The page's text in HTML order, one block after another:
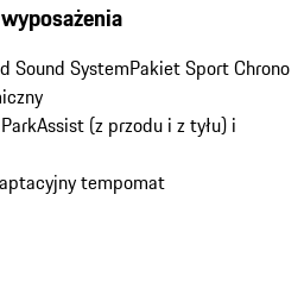
Sound SystemPakiet Sport Chrono
(z przodu i z tyłu) i
tempomat